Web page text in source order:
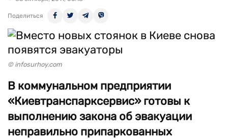
Поделиться
© infosurhoy.com
В коммунальном предприятии
«Киевтранспарксервис» готовы к
выполнению закона об эвакуации
неправильно припаркованных